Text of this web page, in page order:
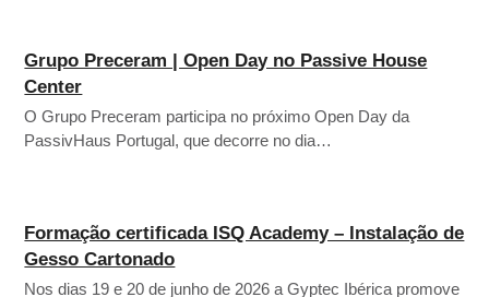
Grupo Preceram | Open Day no Passive House
Center
O Grupo Preceram participa no próximo Open Day da
PassivHaus Portugal, que decorre no dia…
Formação certificada ISQ Academy – Instalação de
Gesso Cartonado
Nos dias 19 e 20 de junho de 2026 a Gyptec Ibérica promove